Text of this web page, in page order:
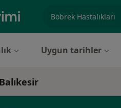
Uygun tarihler